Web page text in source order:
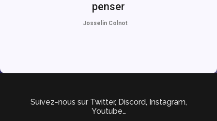
penser
Josselin Colnot
Suivez-nous sur Twitter, Discord, Instagram,
Youtube…